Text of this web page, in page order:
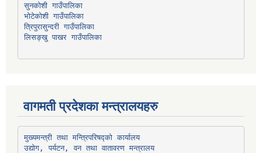
सुनकोशी गाउँपालिका
भोटेकोशी गाउँपालिका
त्रिपुरासुन्दरी गाउँपालिका
लिसङ्खु पाखर गाउँपालिका
वागमती प्रदेशका मन्त्रालयहरु
मुख्यमन्त्री तथा मन्त्रिपरिषद्को कार्यालय
उद्योग, पर्यटन, वन तथा वातावरण मन्त्रालय